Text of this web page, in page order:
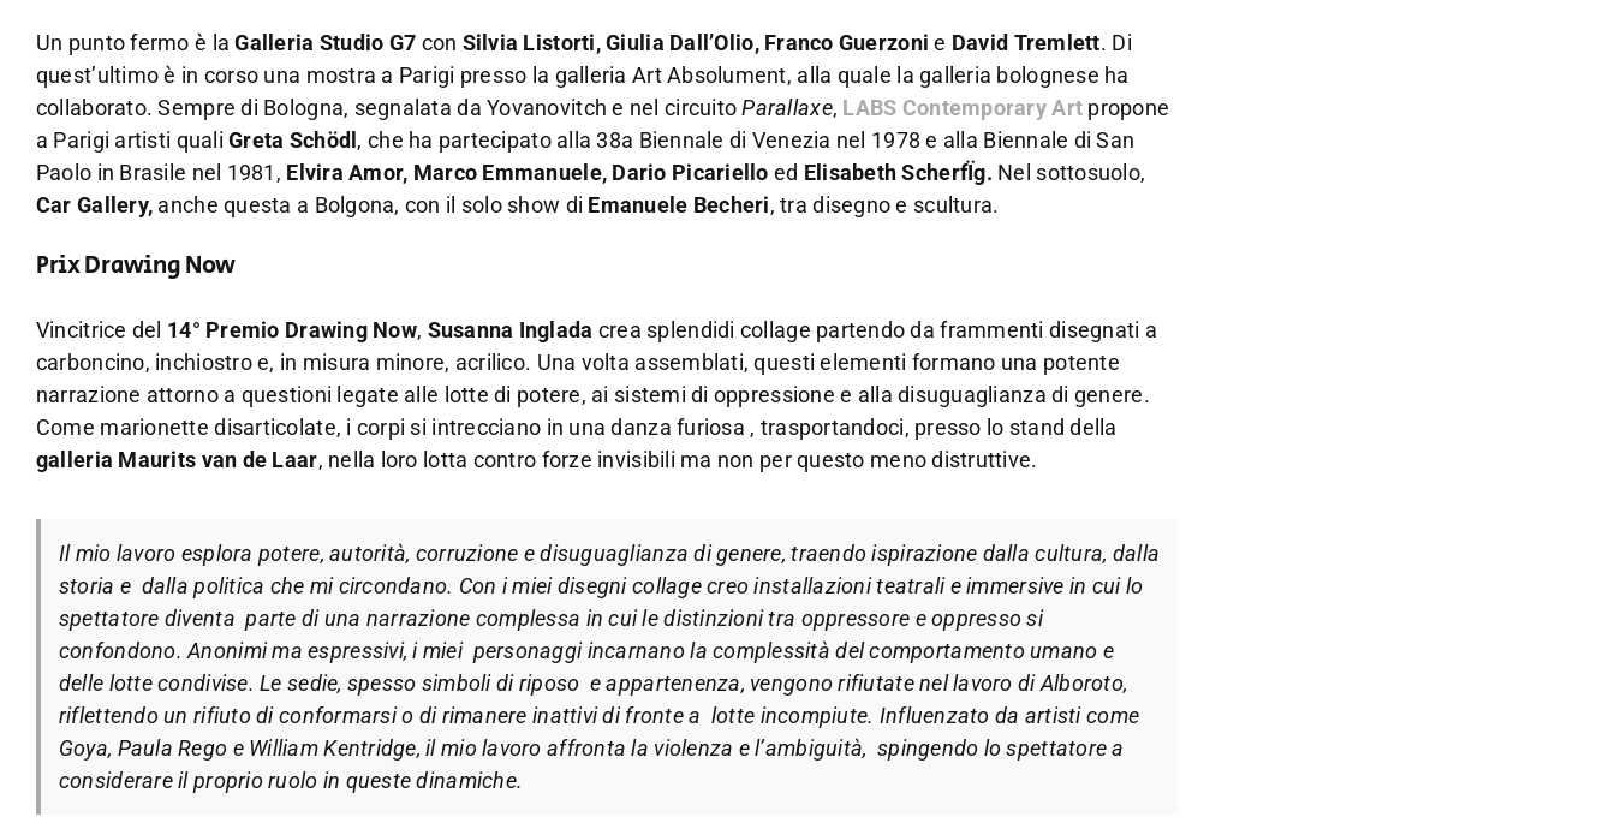
Un punto fermo è laGalleria Studio G7 con Silvia Listorti, Giulia Dall’Olio, Franco Guerzoni e David Tremlett. Di
quest’ultimo è in corso una mostra a Parigi presso la galleria Art Absolument, alla quale la galleria bolognese ha
collaborato. Sempre di Bologna, segnalata da Yovanovitch e nel circuitoParallaxe, LABS Contemporary Art propone
a Parigi artisti qualiGreta Schödl , che ha partecipato alla 38a Biennale di Venezia nel 1978 e alla Biennale di San
Paolo in Brasile nel 1981, Elvira Amor, Marco Emmanuele, Dario Picariello ed Elisabeth ScherfÏg. Nel sottosuolo,
Car Gallery, anche questa a Bolgona, con il solo show di Emanuele Becheri, tra disegno e scultura.
Prix Drawing Now
Vincitrice del 14° Premio Drawing Now, Susanna Inglada crea splendidi collage partendo da frammenti disegnati a
carboncino, inchiostro e, in misura minore, acrilico. Una volta assemblati, questi elementi formano una potente
narrazione attorno a questioni legate alle lotte di potere, ai sistemi di oppressione e alla disuguaglianza di genere.
Come marionette disarticolate, i corpi si intrecciano in una danza furiosa , trasportandoci, presso lo stand della
galleria Maurits van de Laar, nella loro lotta contro forze invisibili ma non per questo meno distruttive.
Il mio lavoro esplora potere, autorità, corruzione e disuguaglianza di genere, traendo ispirazione dalla cultura, dalla
storia e dalla politica che mi circondano. Con i miei disegni collage creo installazioni teatrali e immersive in cui lo
spettatore diventa parte di una narrazione complessa in cui le distinzioni tra oppressore e oppresso si
confondono. Anonimi ma espressivi, i miei personaggi incarnano la complessità del comportamento umano e
delle lotte condivise. Le sedie, spesso simboli di riposo e appartenenza, vengono rifiutate nel lavoro di Alboroto,
riflettendo un rifiuto di conformarsi o di rimanere inattivi di fronte a lotte incompiute. Influenzato da artisti come
Goya, Paula Rego e William Kentridge, il mio lavoro affronta la violenza e l’ambiguità, spingendo lo spettatore a
considerare il proprio ruolo in queste dinamiche.